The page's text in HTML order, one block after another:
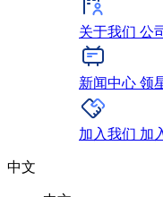
关于我们 公
新闻中心 领
加入我们 加
中文